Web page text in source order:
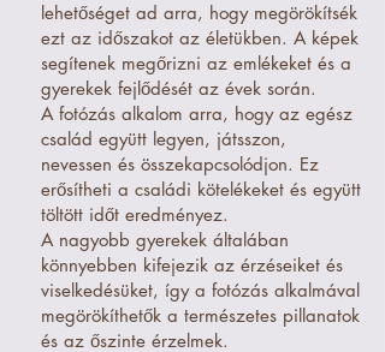
lehetőséget ad arra, hogy megörökítsék
ezt az időszakot az életükben. A képek
segítenek megőrizni az emlékeket és a
gyerekek fejlődését az évek során.
A fotózás alkalom arra, hogy az egész
család együtt legyen, játsszon,
nevessen és összekapcsolódjon. Ez
erősítheti a családi kötelékeket és együtt
töltött időt eredményez.
A nagyobb gyerekek általában
könnyebben kifejezik az érzéseiket és
viselkedésüket, így a fotózás alkalmával
megörökíthetők a természetes pillanatok
és az őszinte érzelmek.